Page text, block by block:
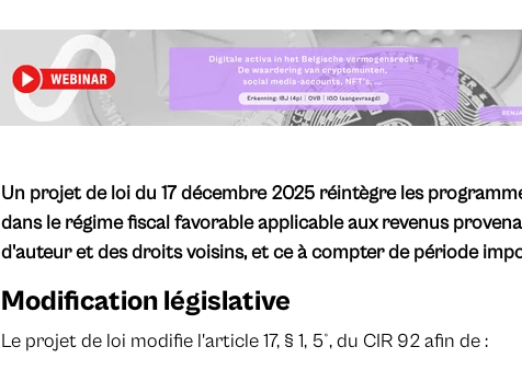
Un projet de loi du 17 décembre 2025 réintègre les
dans le régime fiscal favorable applicable aux revenus
d'auteur et des droits voisins, et ce à compter de période
Modification législative
Le projet de loi modifie l'article 17, § 1, 5°, du CIR 92 afin de :